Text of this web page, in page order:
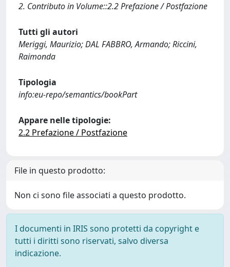
2. Contributo in Volume::2.2 Prefazione / Postfazione
Tutti gli autori
Meriggi, Maurizio; DAL FABBRO, Armando; Riccini,
Raimonda
Tipologia
info:eu-repo/semantics/bookPart
Appare nelle tipologie:
2.2 Prefazione / Postfazione
File in questo prodotto:
Non ci sono file associati a questo prodotto.
I documenti in IRIS sono protetti da copyright e
tutti i diritti sono riservati, salvo diversa
indicazione.